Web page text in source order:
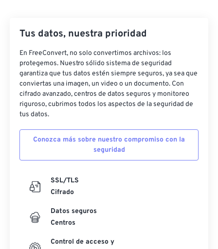
Tus datos, nuestra prioridad
En FreeConvert, no solo convertimos archivos: los
protegemos. Nuestro sólido sistema de seguridad
garantiza que tus datos estén siempre seguros, ya sea que
conviertas una imagen, un video o un documento. Con
cifrado avanzado, centros de datos seguros y monitoreo
riguroso, cubrimos todos los aspectos de la seguridad de
tus datos.
Conozca más sobre nuestro compromiso con la
seguridad
SSL/TLS
Cifrado
Datos seguros
Centros
Control de acceso y